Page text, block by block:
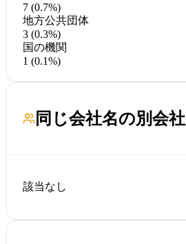
7 (0.7%)
地方公共団体
3 (0.3%)
国の機関
1 (0.1%)
同じ会社名の別会社
該当なし